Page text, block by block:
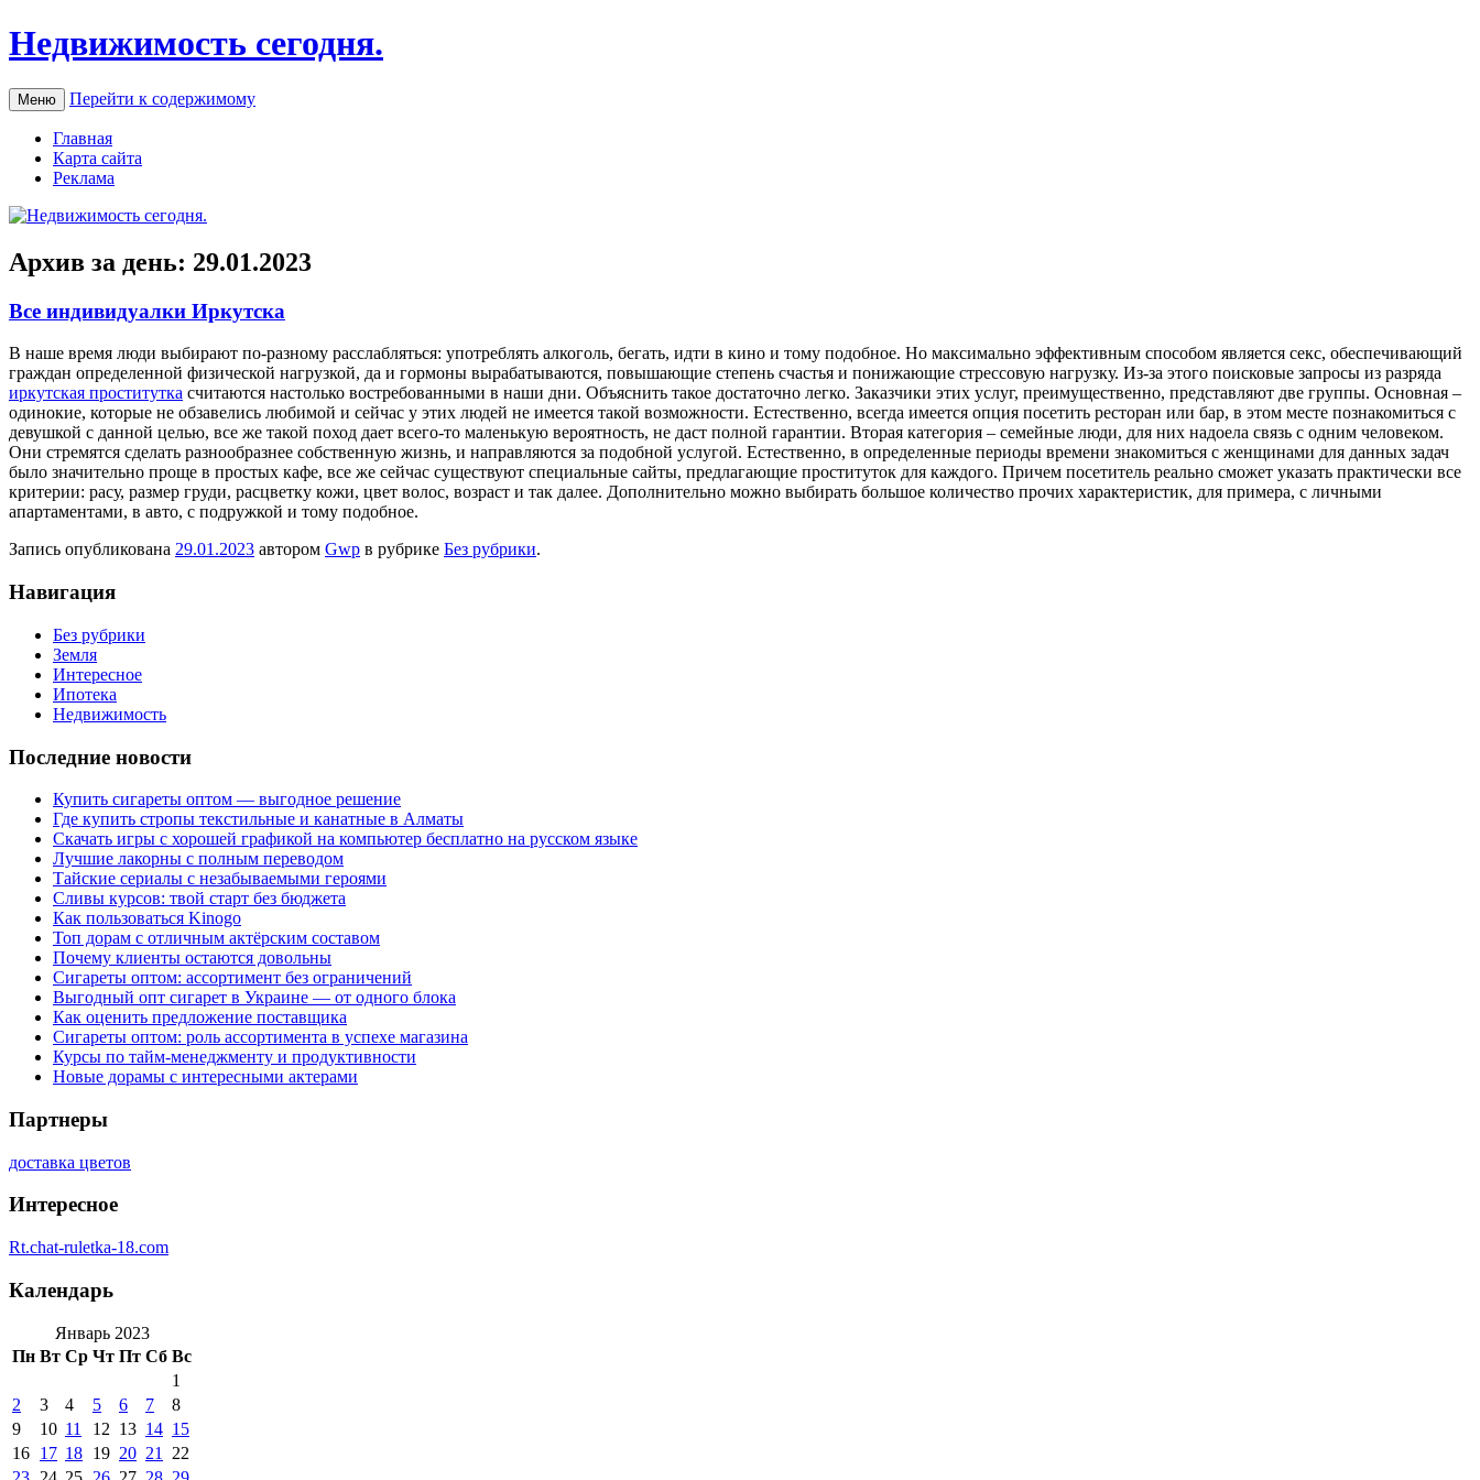
Недвижимость сегодня.
Меню Перейти к содержимому
Главная
Карта сайта
Реклама
Архив за день: 29.01.2023
Все индивидуалки Иркутска
В нaшe врeмя люди выбирают по-разному расслабляться: употреблять алкоголь, бегать, идти в кино и тому подобное. Но максимально эффективным способом является секс, обеспечивающий
граждан определенной физической нагрузкой, да и гормоны вырабатываются, повышающие степень счастья и понижающие стрессовую нагрузку. Из-за этого поисковые запросы из разряда
иркутская проститутка считаются настолько востребованными в наши дни. Объяснить такое достаточно легко. Заказчики этих услуг, преимущественно, представляют две группы. Основная –
одинокие, которые не обзавелись любимой и сейчас у этих людей не имеется такой возможности. Естественно, всегда имеется опция посетить ресторан или бар, в этом месте познакомиться с
девушкой с данной целью, все же такой поход дает всего-то маленькую вероятность, не даст полной гарантии. Вторая категория – семейные люди, для них надоела связь с одним человеком.
Они стремятся сделать разнообразнее собственную жизнь, и направляются за подобной услугой. Естественно, в определенные периоды времени знакомиться с женщинами для данных задач
было значительно проще в простых кафе, все же сейчас существуют специальные сайты, предлагающие проституток для каждого. Причем посетитель реально сможет указать практически все
критерии: расу, размер груди, расцветку кожи, цвет волос, возраст и так далее. Дополнительно можно выбирать большое количество прочих характеристик, для примера, с личными
апартаментами, в авто, с подружкой и тому подобное.
Запись опубликована 29.01.2023 автором Gwp в рубрике Без рубрики.
Навигация
Без рубрики
Земля
Интересное
Ипотека
Недвижимость
Последние новости
Купить сигареты оптом — выгодное решение
Где купить стропы текстильные и канатные в Алматы
Скачать игры с хорошей графикой на компьютер бесплатно на русском языке
Лучшие лакорны с полным переводом
Тайские сериалы с незабываемыми героями
Сливы курсов: твой старт без бюджета
Как пользоваться Kinogo
Топ дорам с отличным актёрским составом
Почему клиенты остаются довольны
Сигареты оптом: ассортимент без ограничений
Выгодный опт сигарет в Украине — от одного блока
Как оценить предложение поставщика
Сигареты оптом: роль ассортимента в успехе магазина
Курсы по тайм-менеджменту и продуктивности
Новые дорамы с интересными актерами
Партнеры
доставка цветов
Интересное
Rt.chat-ruletka-18.com
Календарь
Январь 2023
Пн Вт Ср Чт Пт Сб Вс
1
2
3 4 5 6 7
8
9
10 11 12 13 14 15
16 17 18 19 20 21
22